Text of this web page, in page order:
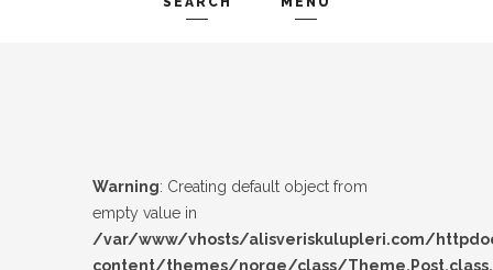
Warning: Creating default object from
empty value in
/var/www/vhosts/alisveriskulupleri.com/
content/themes/norge/class/